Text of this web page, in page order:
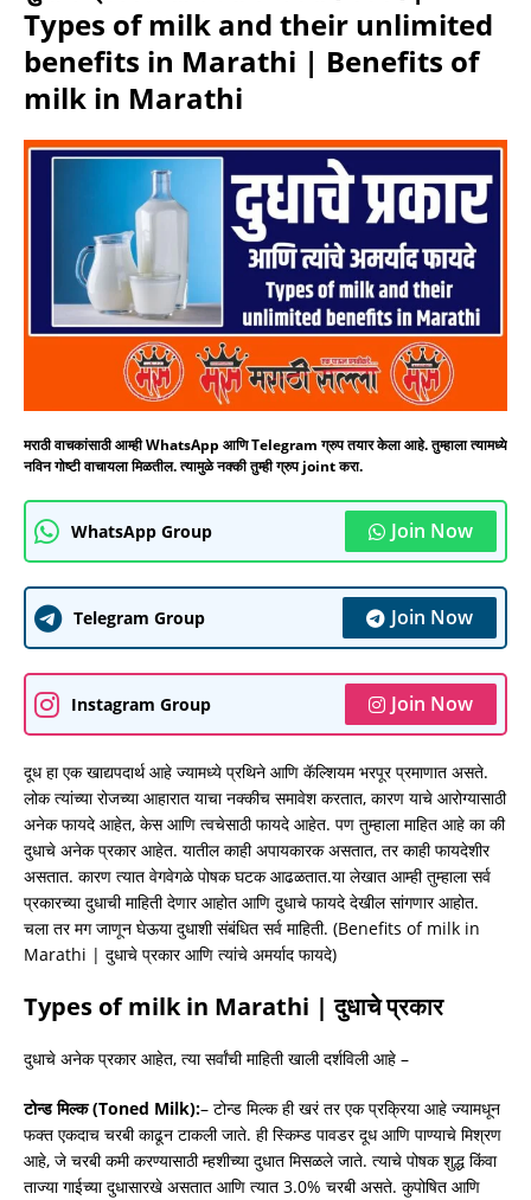
k p n
Types of milk and their unlimited
benefits in Marathi | Benefits of
milk in Marathi
मराठी वाचकांसाठी आम्ही WhatsApp आणि Telegram ग्रुप तयार केला आहे. तुम्हाला त्यामध्ये
नविन गोष्टी वाचायला मिळतील. त्यामुळे नक्की तुम्ही ग्रुप joint करा.
WhatsApp Group Join Now
Telegram Group Join Now
Instagram Group Join Now
दूध हा एक खाद्यपदार्थ आहे ज्यामध्ये प्रथिने आणि कॅल्शियम भरपूर प्रमाणात असते.
लोक त्यांच्या रोजच्या आहारात याचा नक्कीच समावेश करतात, कारण याचे आरोग्यासाठी
अनेक फायदे आहेत, केस आणि त्वचेसाठी फायदे आहेत. पण तुम्हाला माहित आहे का की
दुधाचे अनेक प्रकार आहेत. यातील काही अपायकारक असतात, तर काही फायदेशीर
असतात. कारण त्यात वेगवेगळे पोषक घटक आढळतात.या लेखात आम्ही तुम्हाला सर्व
प्रकारच्या दुधाची माहिती देणार आहोत आणि दुधाचे फायदे देखील सांगणार आहोत.
चला तर मग जाणून घेऊया दुधाशी संबंधित सर्व माहिती. (Benefits of milk in
Marathi | दुधाचे प्रकार आणि त्यांचे अमर्याद फायदे)
Types of milk in Marathi | दुधाचे प्रकार
दुधाचे अनेक प्रकार आहेत, त्या सर्वांची माहिती खाली दर्शविली आहे –
टोन्ड मिल्क (Toned Milk):– टोन्ड मिल्क ही खरं तर एक प्रक्रिया आहे ज्यामधून
फक्त एकदाच चरबी काढून टाकली जाते. ही स्किम्ड पावडर दूध आणि पाण्याचे मिश्रण
आहे, जे चरबी कमी करण्यासाठी म्हशीच्या दुधात मिसळले जाते. त्याचे पोषक शुद्ध किंवा
ताज्या गाईच्या दुधासारखे असतात आणि त्यात 3.0% चरबी असते. कुपोषित आणि